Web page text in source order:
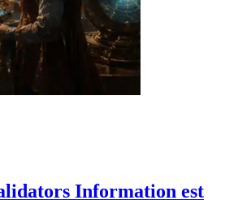
Information est